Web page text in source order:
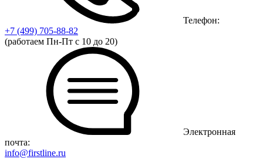
Телефон:
+7 (499) 705-88-82
(работаем Пн-Пт с 10 до 20)
Электронная
почта:
info@firstline.ru